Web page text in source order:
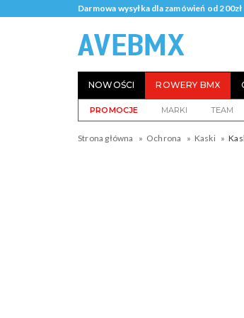
Darmowa wysyłka dla zamówień od 200zł
NOWOŚCI ROWERY BMX
PROMOCJE MARKI TEAM
Strona główna Ochrona Kaski